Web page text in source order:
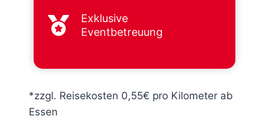
Exklusive
Eventbetreuung
*zzgl. Reisekosten 0,55€ pro Kilometer ab
Essen